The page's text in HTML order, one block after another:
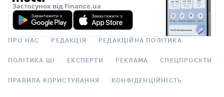
Застосунок від Finance.ua
ПРО НАС РЕДАКЦІЯ РЕДАКЦІЙНА ПОЛІТИКА
ПОЛІТИКА ШІ ЕКСПЕРТИ РЕКЛАМА СПЕЦПРОЄКТИ
ПРАВИЛА КОРИСТУВАННЯ КОНФІДЕНЦІЙНІСТЬ